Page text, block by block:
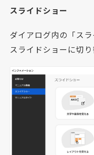
スライドショー
ダイアログ内の「ス
スライドショーに切り